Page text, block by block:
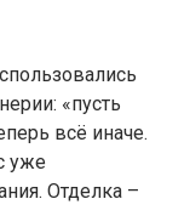
«пусть
всё иначе.
уже
Отделка –